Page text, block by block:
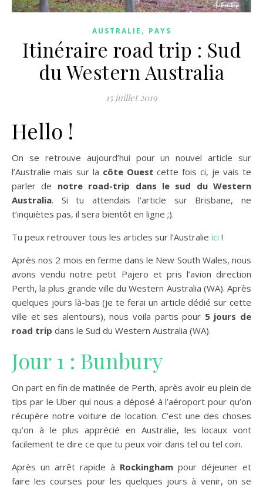
AUSTRALIE , PAYS
Itinéraire road trip : Sud
du Western Australia
15 juillet 2019
Hello !
On se retrouve aujourd’hui pour un nouvel article sur
l’Australie mais sur la côte Ouestcette fois ci, je vais te
parler de notre road-trip dans le sud du Western
Australia. Si tu attendais l’article sur Brisbane, ne
t’inquiètes pas, il sera bientôt en ligne ;).
Tu peux retrouver tous les articles sur l’Australie ici !
Après nos 2 mois en ferme dans le New South Wales, nous
avons vendu notre petit Pajero et pris l’avion direction
Perth, la plus grande ville du Western Australia (WA). Après
quelques jours là-bas (je te ferai un article dédié sur cette
ville et ses alentours), nous voila partis pour 5 jours de
road trip dans le Sud du Western Australia (WA).
Jour 1 : Bunbury
On part en fin de matinée de Perth, après avoir eu plein de
tips par le Uber qui nous a déposé à l’aéroport pour qu’on
récupère notre voiture de location. C’est une des choses
qu’on à le plus apprécié en Australie, les locaux vont
facilement te dire ce que tu peux voir dans tel ou tel coin.
Après un arrêt rapide à Rockingham pour déjeuner et
faire les courses pour les quelques jours à venir, on se